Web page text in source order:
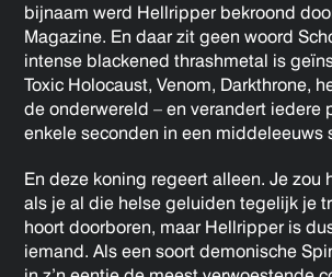
bijnaam werd Hellripper bekroond
Magazine. En daar zit geen woord
intense blackened thrashmetal is
Toxic Holocaust, Venom, Darkthrone,
de onderwereld – en verandert iedere
enkele seconden in een middeleeuws
En deze koning regeert alleen. Je zou
als je al die helse geluiden tegelijk je
hoort doorboren, maar Hellripper is
iemand. Als een soort demonische